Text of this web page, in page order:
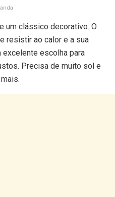
um clássico decorativo. O
resistir ao calor e a sua
escolha para
Precisa de muito sol e